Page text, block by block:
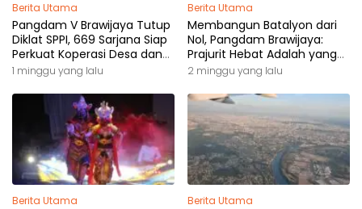
Berita Utama
Pangdam V Brawijaya Tutup
Diklat SPPI, 669 Sarjana Siap
Perkuat Koperasi Desa dan
Kampung Nelayan
1 minggu yang lalu
Berita Utama
Membangun Batalyon dari
Nol, Pangdam Brawijaya:
Prajurit Hebat Adalah yang
Dibutuhkan Rakyat
2 minggu yang lalu
Berita Utama Berita Utama